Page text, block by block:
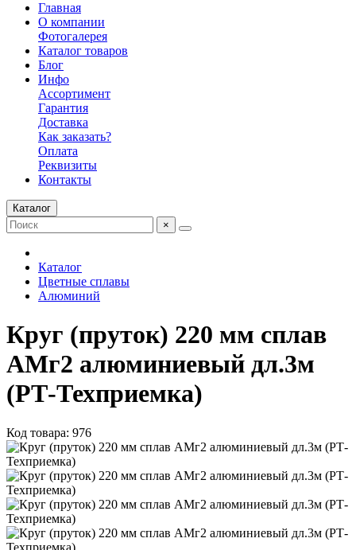
Главная
О компании
Фотогалерея
Каталог товаров
Блог
Инфо
Ассортимент
Гарантия
Доставка
Как заказать?
Оплата
Реквизиты
Контакты
Каталог
×
Каталог
Цветные сплавы
Алюминий
Круг (пруток) 220 мм сплав
АМг2 алюминиевый дл.3м
(РТ-Техприемка)
Код товара: 976